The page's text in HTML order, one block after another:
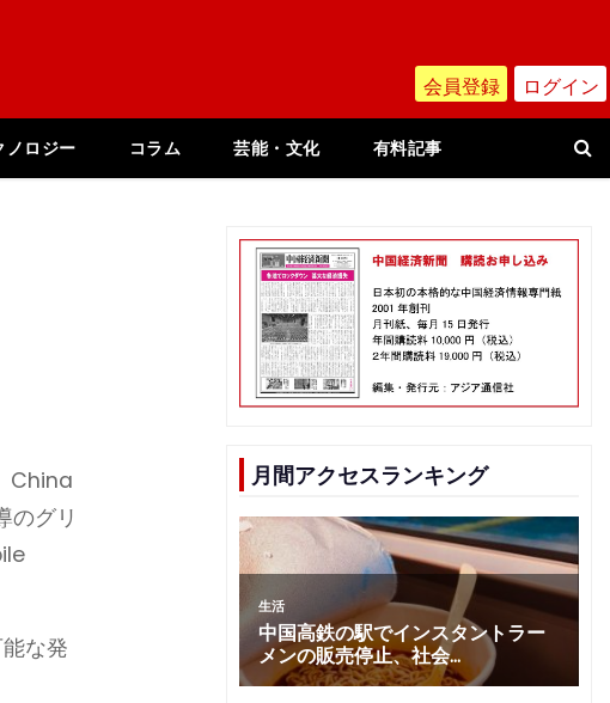
会員登録 ログイン
ノロジー コラム 芸能・文化 有料記事
China
のグリ
な発
月間アクセスランキング